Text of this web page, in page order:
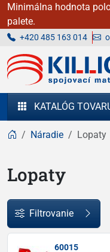
Minimálna hodnota
palete.
+420 485 163 014
KILLICH - Spojovacie
KATALÓG
Náradie Lopaty
Lopaty
Filtrovanie
60015